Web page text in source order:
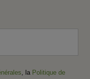
, la Politique de